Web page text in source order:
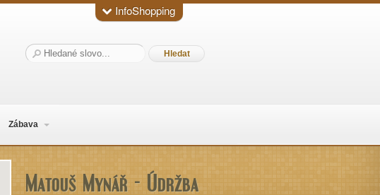
Hledat:
Zábava
Matouš Mynář - Údržba
InfoShopping